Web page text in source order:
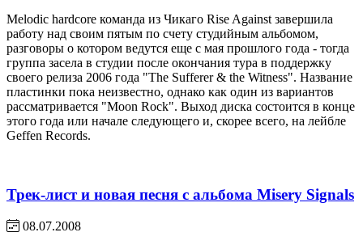
Melodic hardcore команда из Чикаго Rise Against завершила
работу над своим пятым по счету студийным альбомом,
разговоры о котором ведутся еще с мая прошлого года - тогда
группа засела в студии после окончания тура в поддержку
своего релиза 2006 года "The Sufferer & the Witness". Название
пластинки пока неизвестно, однако как один из вариантов
рассматривается "Moon Rock". Выход диска состоится в конце
этого года или начале следующего и, скорее всего, на лейбле
Geffen Records.
Трек-лист и новая песня с альбома Misery Signals
08.07.2008